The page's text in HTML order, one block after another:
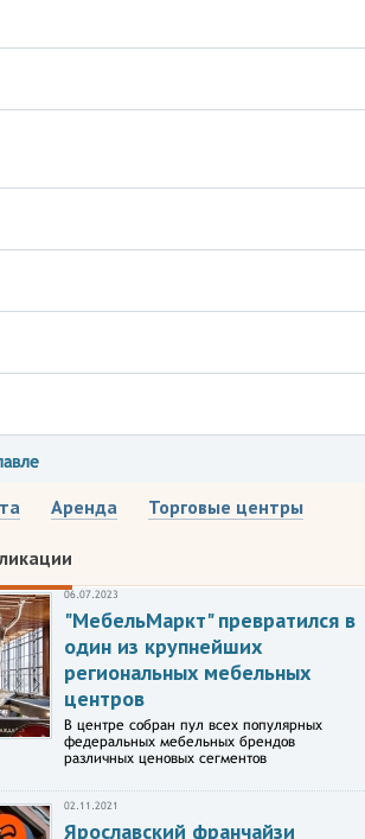
Аренда Торговые центры
06.07.2023
"МебельМаркт" превратился в
один из крупнейших
региональных мебельных
центров
В центре собран пул всех популярных
федеральных мебельных брендов
различных ценовых сегментов
02.11.2021
Ярославский франчайзи